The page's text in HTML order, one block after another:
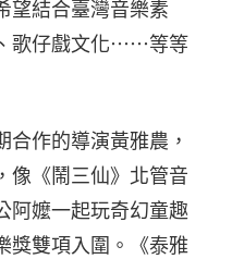
望結合臺灣音樂素
歌仔戲文化⋯⋯等等
合作的導演黃雅農，
像《鬧三仙》北管音
阿嬤一起玩奇幻童趣
獎雙項入圍。《泰雅